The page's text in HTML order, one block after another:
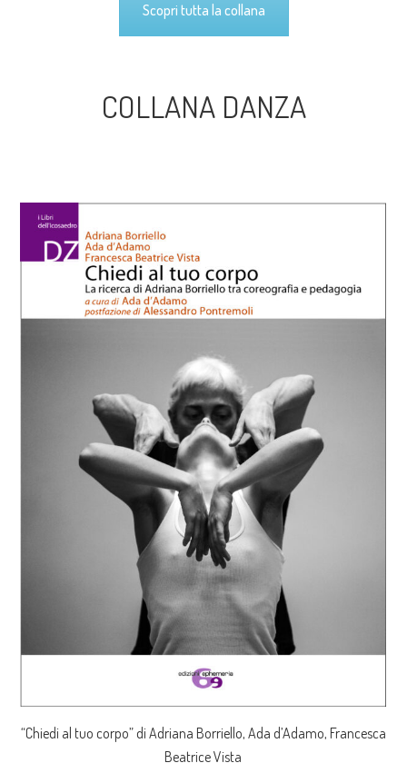
Scopri tutta la collana
COLLANA DANZA
“Chiedi al tuo corpo” di Adriana Borriello, Ada d’Adamo, Francesca
Beatrice Vista